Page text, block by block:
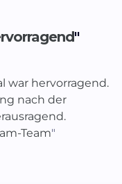
"
war hervorragend.
nach der
Team"